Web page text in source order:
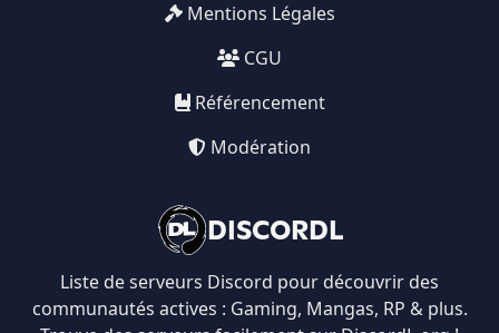
DISCORDL
Liste de serveurs Discord pour découvrir des
communautés actives : Gaming, Mangas, RP & plus.
Mentions Légales
CGU
Référencement
Modération